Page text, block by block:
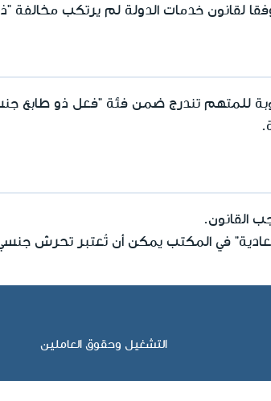
لقانون خدمات الدولة لم يرتكب مخالفة
للمتهم تندرج ضمن فئة "فعل ذو طابع
القانون.
في المكتب يمكن أن تُعتبر تحرش
التشغيل وحقوق العاملين